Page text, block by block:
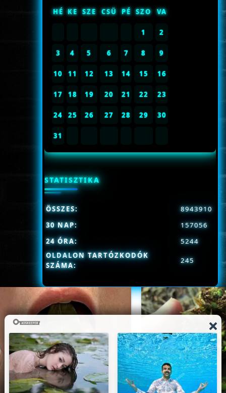
HÉ KE SZE CSÜ PÉ SZO VA
1 2
3 4 5 6 7 8 9
10 11 12 13 14 15 16
17 18 19 20 21 22 23
24 25 26 27 28 29 30
31
STATISZTIKA
OLDALON TARTÓZKODÓK
SZÁMA:
245
ÖSSZES:
8943910
30 NAP:
157056
24 ÓRA:
5244